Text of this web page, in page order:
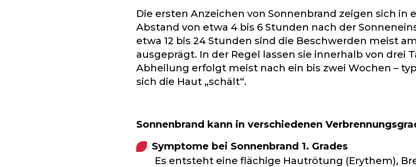
Die ersten Anzeichen von Sonnenbrand zeigen sich in
Abstand von etwa 4 bis 6 Stunden nach der
etwa 12 bis 24 Stunden sind die Beschwerden meist
ausgeprägt. In der Regel lassen sie innerhalb von drei
Abheilung erfolgt meist nach ein bis zwei Wochen –
sich die Haut „schält“.
Sonnenbrand kann in verschiedenen
Symptome bei Sonnenbrand 1. Grades
Es entsteht eine flächige Hautrötung (Erythem),